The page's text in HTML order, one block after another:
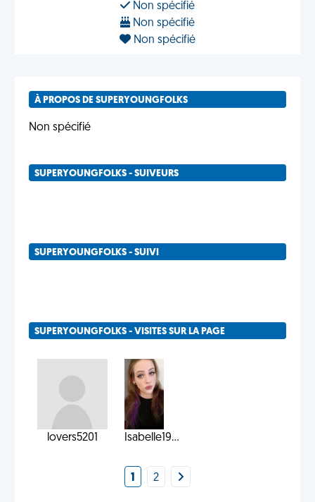
Non spécifié
Non spécifié
Non spécifié
À PROPOS DE SUPERYOUNGFOLKS
Non spécifié
SUPERYOUNGFOLKS - SUIVEURS
SUPERYOUNGFOLKS - SUIVI
SUPERYOUNGFOLKS - VISITES SUR LA PAGE
lovers5201 Isabelle19...
1 2